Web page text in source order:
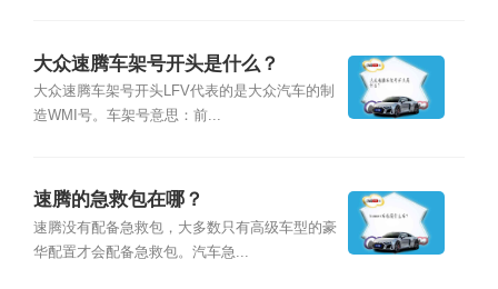
大众速腾车架号开头是什么？
大众速腾车架号开头LFV代表的是大众汽车的制
造WMI号。车架号意思：前...
速腾的急救包在哪？
速腾没有配备急救包，大多数只有高级车型的豪
华配置才会配备急救包。汽车急...